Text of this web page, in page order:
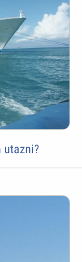
utazni?